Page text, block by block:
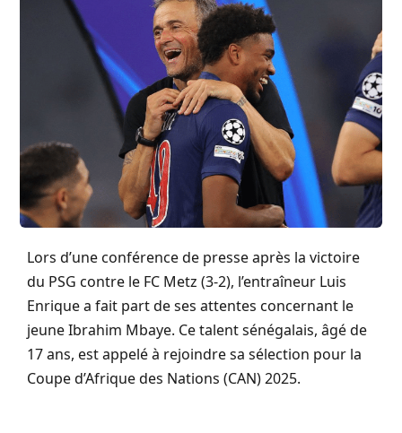
Lors d’une conférence de presse après la victoire
du PSG contre le FC Metz (3-2), l’entraîneur Luis
Enrique a fait part de ses attentes concernant le
jeune Ibrahim Mbaye. Ce talent sénégalais, âgé de
17 ans, est appelé à rejoindre sa sélection pour la
Coupe d’Afrique des Nations (CAN) 2025.